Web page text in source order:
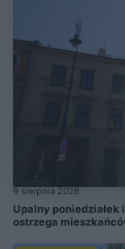
9 sierpnia 2026
Upalny poniedziałek
ostrzega